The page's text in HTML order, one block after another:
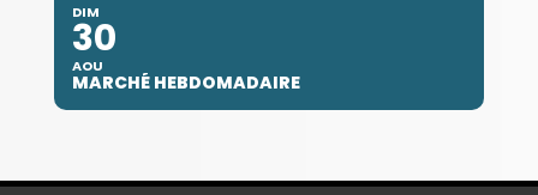
DIM
30
AOU
MARCHÉ HEBDOMADAIRE